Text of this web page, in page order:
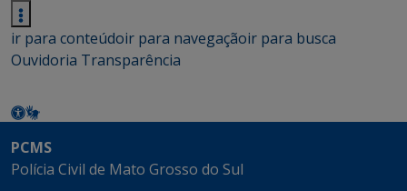
ir para conteúdoir para navegaçãoir para busca
Ouvidoria Transparência
PCMS
Polícia Civil de Mato Grosso do Sul